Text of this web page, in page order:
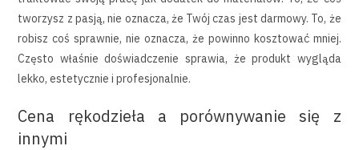
tworzysz z pasją, nie oznacza, że Twój czas jest darmowy. To, że
robisz coś sprawnie, nie oznacza, że powinno kosztować mniej.
Często właśnie doświadczenie sprawia, że produkt wygląda
lekko, estetycznie i profesjonalnie.
Cena rękodzieła a porównywanie się z
innymi